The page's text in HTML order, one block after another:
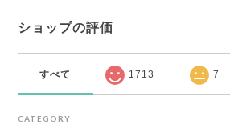
ショップの評価
すべて 1713 7
CATEGORY